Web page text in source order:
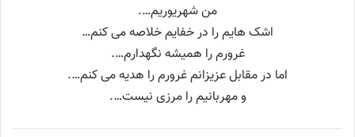
من شهریوریم….
اشک هایم را در خفایم خلاصه می کنم…
غرورم را همیشه نگهدارم….
اما در مقابل عزیزانم غرورم را هدیه می کنم….
و مهربانیم را مرزی نیست….